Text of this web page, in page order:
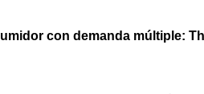
con demanda múltiple: